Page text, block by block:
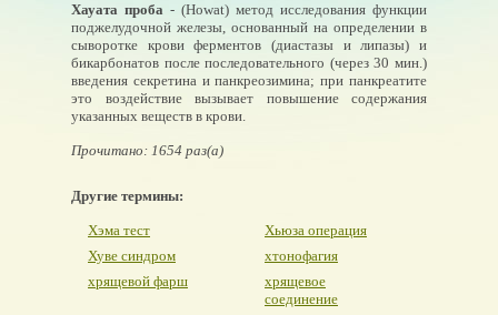
Хауата проба - (Howat) метод исследования функции
поджелудочной железы, основанный на определении в
сыворотке крови ферментов (диастазы и липазы) и
бикарбонатов после последовательного (через 30 мин.)
введения секретина и панкреозимина; при панкреатите
это воздействие вызывает повышение содержания
указанных веществ в крови.
Прочитано: 1654 раз(а)
Другие термины:
Хэма тест
Хьюза операция
Хуве синдром
хтонофагия
хрящевой фарш
хрящевое
соединение